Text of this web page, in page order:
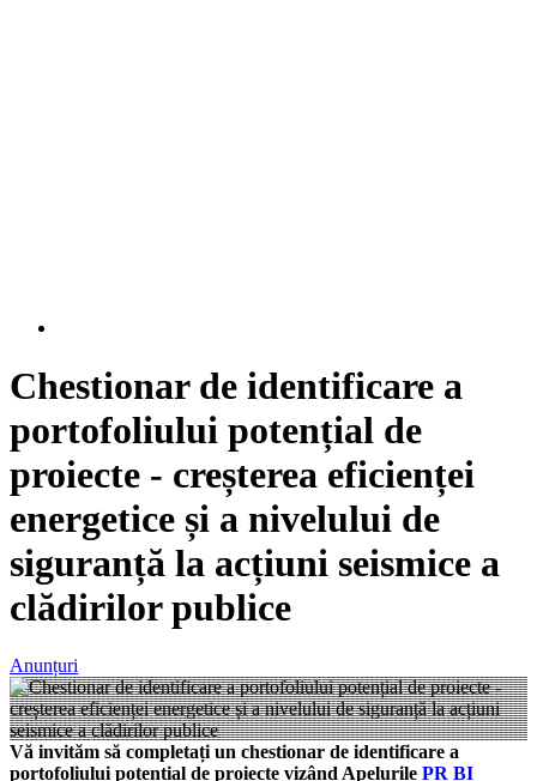
Chestionar de identificare a
portofoliului potențial de
proiecte - creșterea eficienței
energetice și a nivelului de
siguranță la acțiuni seismice a
clădirilor publice
Anunțuri
Vă invităm să completați un chestionar de identificare a
portofoliului potențial de proiecte vizând Apelurile PR BI